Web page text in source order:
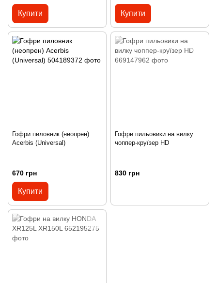
Купити Купити
Гофри пиловник (неопрен)
Acerbis (Universal)
670 грн
Купити
Гофри пильовики на вилку
чоппер-круїзер HD
830 грн